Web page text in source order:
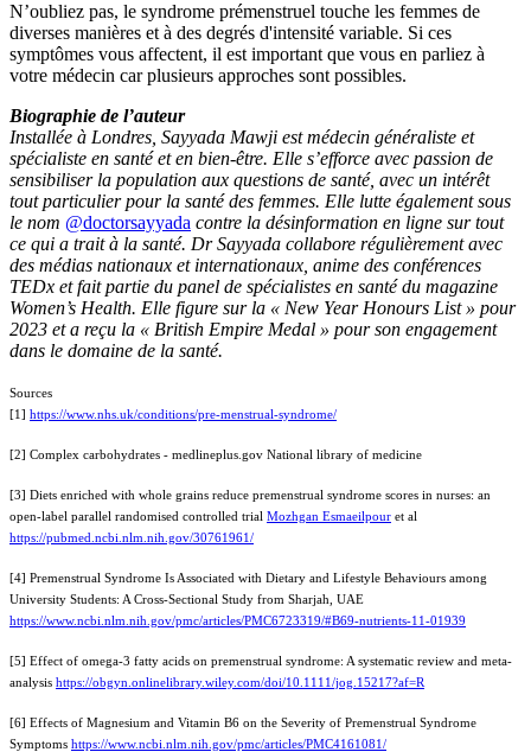
N’oubliez pas, le syndrome prémenstruel touche les femmes de
diverses manières et à des degrés d'intensité variable. Si ces
symptômes vous affectent, il est important que vous en parliez à
votre médecin car plusieurs approches sont possibles.
Biographie de l’auteur
Installée à Londres, Sayyada Mawji est médecin généraliste et
spécialiste en santé et en bien-être. Elle s’efforce avec passion de
sensibiliser la population aux questions de santé, avec un intérêt
tout particulier pour la santé des femmes. Elle lutte également sous
le nom @doctorsayyada contre la désinformation en ligne sur tout
ce qui a trait à la santé. Dr Sayyada collabore régulièrement avec
des médias nationaux et internationaux, anime des conférences
TEDx et fait partie du panel de spécialistes en santé du magazine
Women’s Health. Elle figure sur la « New Year Honours List » pour
2023 et a reçu la « British Empire Medal » pour son engagement
dans le domaine de la santé.
Sources
[1] https://www.nhs.uk/conditions/pre-menstrual-syndrome/
[2] Complex carbohydrates - medlineplus.gov National library of medicine
[3] Diets enriched with whole grains reduce premenstrual syndrome scores in nurses: an
open-label parallel randomised controlled trial Mozhgan Esmaeilpour et al
https://pubmed.ncbi.nlm.nih.gov/30761961/
[4] Premenstrual Syndrome Is Associated with Dietary and Lifestyle Behaviours among
University Students: A Cross-Sectional Study from Sharjah, UAE
https://www.ncbi.nlm.nih.gov/pmc/articles/PMC6723319/#B69-nutrients-11-01939
[5] Effect of omega-3 fatty acids on premenstrual syndrome: A systematic review and meta-
analysis https://obgyn.onlinelibrary.wiley.com/doi/10.1111/jog.15217?af=R
[6] Effects of Magnesium and Vitamin B6 on the Severity of Premenstrual Syndrome
Symptoms https://www.ncbi.nlm.nih.gov/pmc/articles/PMC4161081/